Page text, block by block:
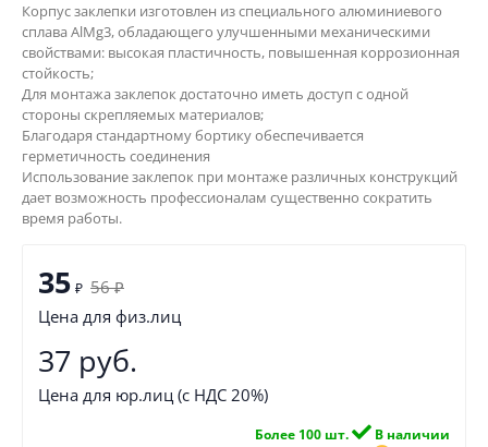
Корпус заклепки изготовлен из специального алюминиевого
сплава AlMg3, обладающего улучшенными механическими
свойствами: высокая пластичность, повышенная коррозионная
стойкость;
Для монтажа заклепок достаточно иметь доступ с одной
стороны скрепляемых материалов;
Благодаря стандартному бортику обеспечивается
герметичность соединения
Использование заклепок при монтаже различных конструкций
дает возможность профессионалам существенно сократить
время работы.
35 ₽ 56 ₽
Цена для физ.лиц
37 руб.
Цена для юр.лиц (с НДС 20%)
Более 100 шт.
В наличии